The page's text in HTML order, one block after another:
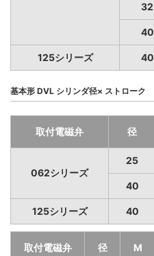
32
40
125シリーズ 40
基本形 DVL シリンダ径× ストローク
取付電磁弁 径
062シリーズ
25
40
125シリーズ 40
取付電磁弁 径 M